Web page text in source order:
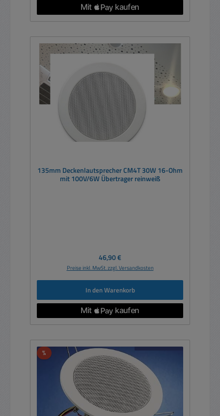
135mm Deckenlautsprecher CM4T 30W 16-Ohm
mit 100V/6W Übertrager reinweiß
Regulärer Preis:
46,90 €
Preise inkl. MwSt. zzgl. Versandkosten
In den Warenkorb
%Rabatt